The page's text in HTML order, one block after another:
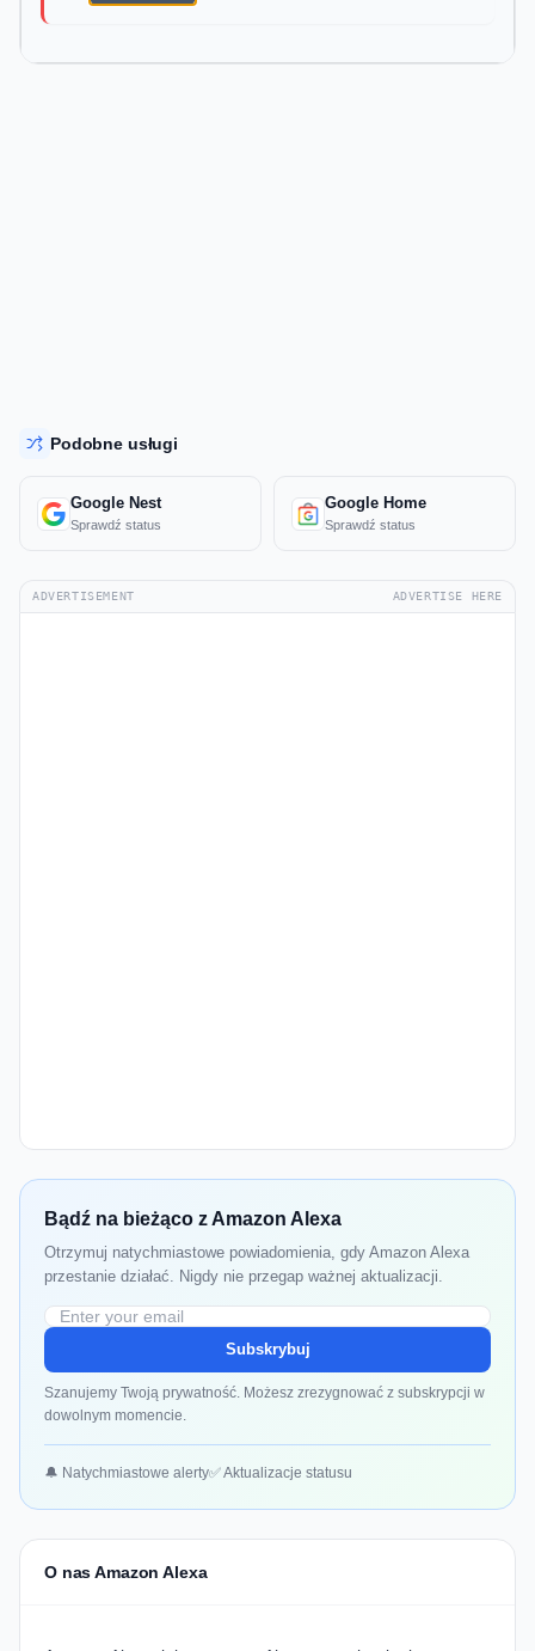
Podobne usługi
Google Nest
Sprawdź status
Google Home
Sprawdź status
ADVERTISEMENT ADVERTISE HERE
Bądź na bieżąco z Amazon Alexa
Otrzymuj natychmiastowe powiadomienia, gdy Amazon Alexa
przestanie działać. Nigdy nie przegap ważnej aktualizacji.
Subskrybuj
Szanujemy Twoją prywatność. Możesz zrezygnować z subskrypcji w
dowolnym momencie.
🔔 Natychmiastowe alerty✅ Aktualizacje statusu
O nas Amazon Alexa